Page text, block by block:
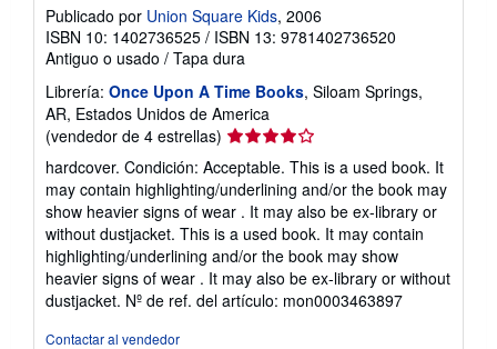
Publicado por Union Square Kids, 2006
ISBN 10: 1402736525 / ISBN 13: 9781402736520
Antiguo o usado / Tapa dura
Librería: Once Upon A Time Books, Siloam Springs,
AR, Estados Unidos de America
(vendedor de 4 estrellas) Calificación
vendedor:
4
de
5
estrellas
hardcover. Condición: Acceptable. This is a used book. It
may contain highlighting/underlining and/or the book may
show heavier signs of wear . It may also be ex-library or
without dustjacket. This is a used book. It may contain
highlighting/underlining and/or the book may show
heavier signs of wear . It may also be ex-library or without
dustjacket. Nº de ref. del artículo: mon0003463897
Contactar al vendedor